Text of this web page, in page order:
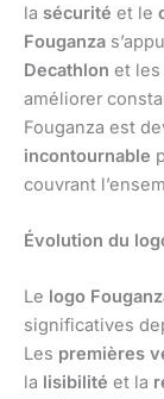
la sécurité et le
Fouganza
Decathlon et les
améliorer
Fouganza est
incontournable
couvrant
Évolution du
Le logo
significatives
Les premières
la lisibilité et la